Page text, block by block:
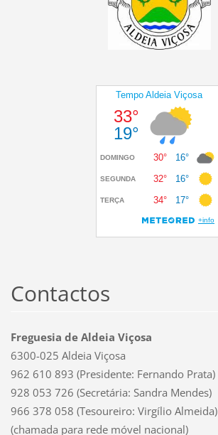
Contactos
Freguesia de Aldeia Viçosa
6300-025 Aldeia Viçosa
962 610 893 (Presidente: Fernando Prata)
928 053 726 (Secretária: Sandra Mendes)
966 378 058 (Tesoureiro: Virgílio Almeida)
(chamada para rede móvel nacional)